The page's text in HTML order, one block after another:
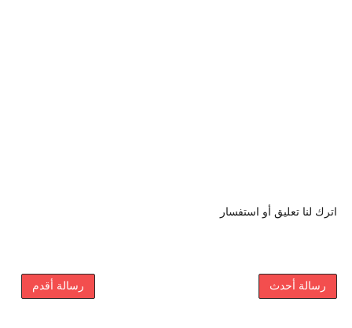
اترك لنا تعليق أو استفسار
رسالة أحدث رسالة أقدم